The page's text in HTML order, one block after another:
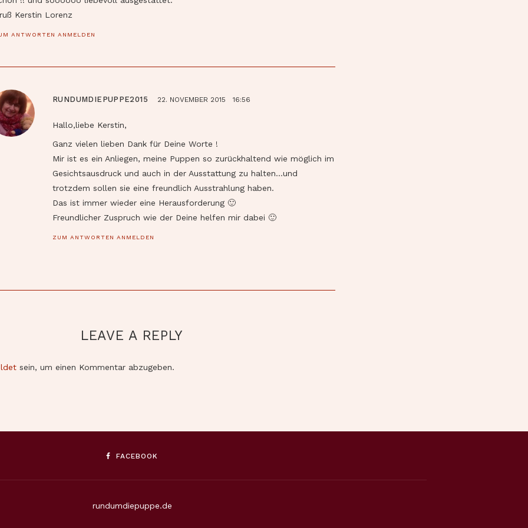
Kerstin Lorenz
ANTWORTEN ANMELDEN
RUNDUMDIEPUPPE2015 22. NOVEMBER 2015 16:56
Hallo,liebe Kerstin,
Ganz vielen lieben Dank für Deine Worte !
Mir ist es ein Anliegen, meine Puppen so zurückhaltend wie möglich im
Gesichtsausdruck und auch in der Ausstattung zu halten…und
trotzdem sollen sie eine freundlich Ausstrahlung haben.
Das ist immer wieder eine Herausforderung 🙂
Freundlicher Zuspruch wie der Deine helfen mir dabei 🙂
ZUM ANTWORTEN ANMELDEN
LEAVE A REPLY
sein, um einen Kommentar abzugeben.
FACEBOOK
rundumdiepuppe.de